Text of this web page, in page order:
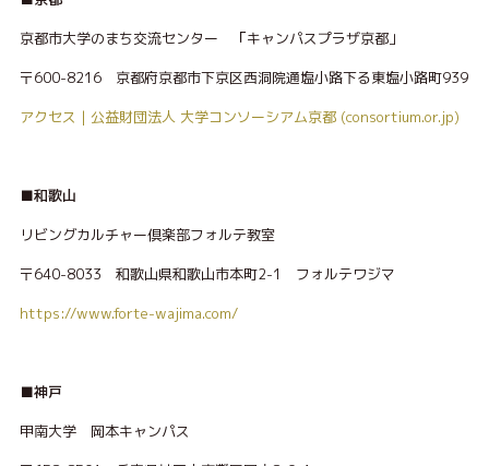
京都市大学のまち交流センター 「キャンパスプラザ京都」
〒600-8216 京都府京都市下京区西洞院通塩小路下る東塩小路町939
アクセス | 公益財団法人 大学コンソーシアム京都 (consortium.or.jp)
■和歌山
リビングカルチャー倶楽部フォルテ教室
〒640-8033 和歌山県和歌山市本町2-1 フォルテワジマ
https://www.forte-wajima.com/
■神戸
甲南大学 岡本キャンパス